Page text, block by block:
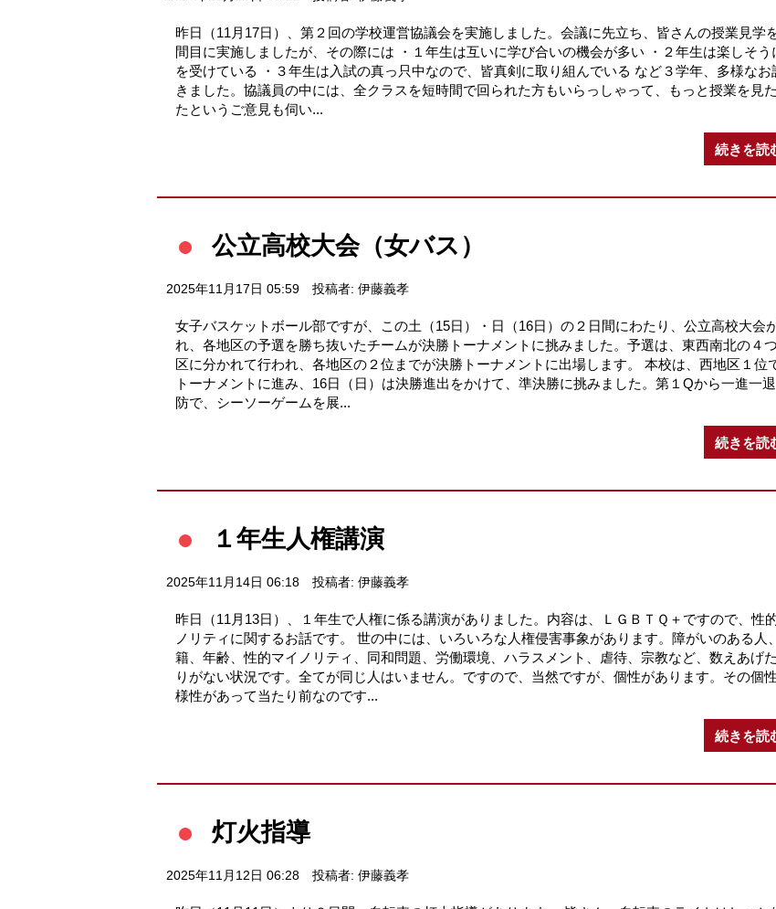
昨日（11月17日）、第２回の学校運営協議会を実施しました。会議に先立ち、皆さんの授業見学
間目に実施しましたが、その際には ・１年生は互いに学び合いの機会が多い ・２年生は楽しそう
を受けている ・３年生は入試の真っ只中なので、皆真剣に取り組んでいる など３学年、多様なお
きました。協議員の中には、全クラスを短時間で回られた方もいらっしゃって、もっと授業を見
たというご意見も伺い...
続きを読
公立高校大会（女バス）
2025年11月17日 05:59 投稿者: 伊藤義孝
女子バスケットボール部ですが、この土（15日）・日（16日）の２日間にわたり、公立高校大会
れ、各地区の予選を勝ち抜いたチームが決勝トーナメントに挑みました。予選は、東西南北の４
区に分かれて行われ、各地区の２位までが決勝トーナメントに出場します。 本校は、西地区１位
トーナメントに進み、16日（日）は決勝進出をかけて、準決勝に挑みました。第１Qから一進一
防で、シーソーゲームを展...
続きを読
１年生人権講演
2025年11月14日 06:18 投稿者: 伊藤義孝
昨日（11月13日）、１年生で人権に係る講演がありました。内容は、ＬＧＢＴＱ＋ですので、性
ノリティに関するお話です。 世の中には、いろいろな人権侵害事象があります。障がいのある人
籍、年齢、性的マイノリティ、同和問題、労働環境、ハラスメント、虐待、宗教など、数えあげ
りがない状況です。全てが同じ人はいません。ですので、当然ですが、個性があります。その個
様性があって当たり前なのです...
続きを読
灯火指導
2025年11月12日 06:28 投稿者: 伊藤義孝